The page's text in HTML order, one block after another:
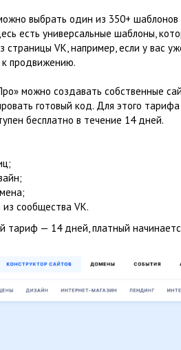
выбрать один из 350+
есть универсальные шаблоны,
страницы VK, например, если у вас
к продвижению.
можно создавать собственные
готовый код. Для этого
бесплатно в течение 14 дней.
сообщества VK.
тариф — 14 дней, платный